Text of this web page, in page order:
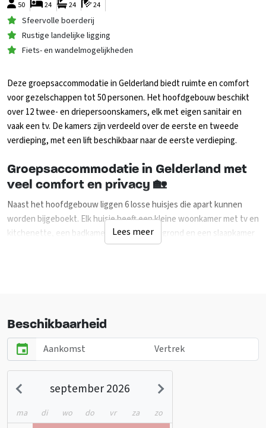
50 24 24
24
Sfeervolle boerderij
Rustige landelijke ligging
Fiets- en wandelmogelijkheden
Deze groepsaccommodatie in Gelderland biedt ruimte en comfort
voor gezelschappen tot 50 personen. Het hoofdgebouw beschikt
over 12 twee- en driepersoonskamers, elk met eigen sanitair en
vaak een tv. De kamers zijn verdeeld over de eerste en tweede
verdieping, met een lift beschikbaar naar de eerste verdieping.
Groepsaccommodatie in Gelderland met
veel comfort en privacy 🏡
Naast het hoofdgebouw liggen 6 losse huisjes die apart kunnen
worden bijgeboekt. Elk huisje heeft een kleine woonkamer met tv en
kitchenette, een badkamer op de begane grond en een slaapkamer
met drie eenpersoonsbedden en een kleine badkamer op de eerste
volautomatische koffiemachine en afwasfaciliteiten. Er is een groot
De ruime tuin met terras, barbecues en speelvoorzieningen biedt
volop mogelijkheden voor buitenactiviteiten. Voetbal, jeu de boules
plaatsvinden. Voor kinderen zijn er skelters en een eenvoudige
meer een podium, karaokeset en projectiescherm voor een
Lees meer
Beschikbaarheid
september 2026
ma di wo do vr za zo